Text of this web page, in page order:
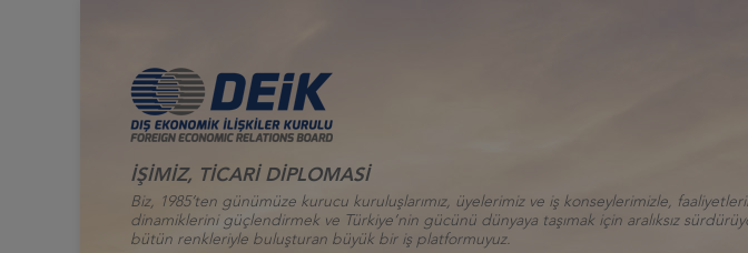
İŞİMİZ, TİCARİ DİPLOMASİ
Biz, 1985’ten günümüze kurucu kuruluşlarımız, üyelerimiz ve iş konseylerimizle,
dinamiklerini güçlendirmek ve Türkiye’nin gücünü dünyaya taşımak için aralıksız
bütün renkleriyle buluşturan büyük bir iş platformuyuz.